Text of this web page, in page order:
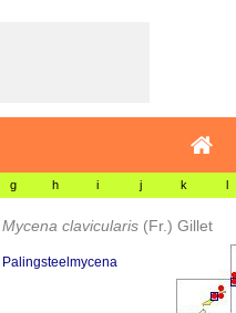
g h i j k l
Mycena clavicularis (Fr.) Gillet
Palingsteelmycena